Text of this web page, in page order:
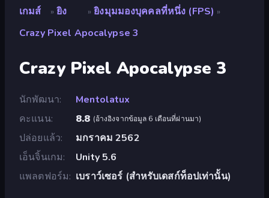
เกมส์ » ยิง » ยิงมุมมองบุคคลที่หนึ่ง (FPS) »
Crazy Pixel Apocalypse 3
Crazy Pixel Apocalypse 3
นักพัฒนา
Mentolatux
คะแนน
8.8 (อ้างอิงจากข้อมูล 6 เดือนที่ผ่านมา)
ปล่อยแล้ว
มกราคม 2562
เอ็นจิ้นเกม
Unity 5.6
แพลตฟอร์ม
เบราว์เซอร์ (สำหรับเดสก์ท็อปเท่านั้น)